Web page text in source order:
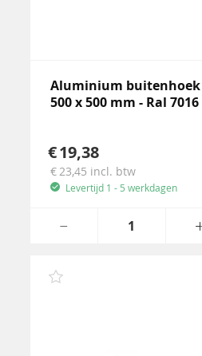
Aluminium buitenhoek
500 x 500 mm - Ral 7016
19,38
23,45 incl. btw
Levertijd 1 - 5 werkdagen